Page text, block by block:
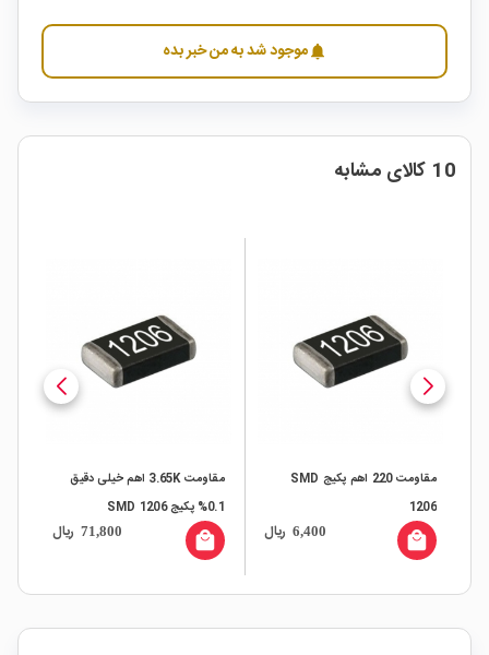
notificationsموجود شد به من خبر بده
10 کالای مشابه
مقاومت 220 اهم پکیج SMD
1206
6,400 ریال local_mall
مقاومت 3.65K اهم خیلی دقیق
0.1% پکیج 1206 SMD
71,800 ریال local_mall